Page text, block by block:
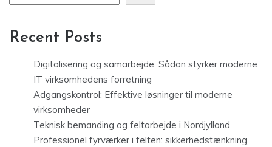
Recent Posts
Digitalisering og samarbejde: Sådan styrker moderne
IT virksomhedens forretning
Adgangskontrol: Effektive løsninger til moderne
virksomheder
Teknisk bemanding og feltarbejde i Nordjylland
Professionel fyrværker i felten: sikkerhedstænkning,